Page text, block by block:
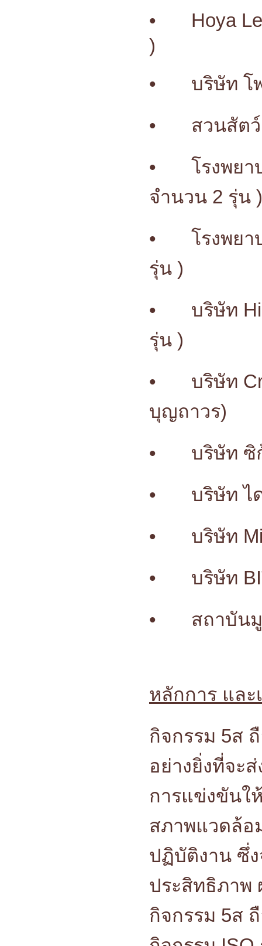
•
Hoya
)
•
บริษัท โ
•
สวนสัต
•
โรงพย
จำนวน 2 รุ่น )
•
โรงพย
รุ่น )
•
บริษัท
รุ่น )
•
บริษัท
บุญถาวร)
•
บริษัท ซิ
•
บริษัท ไ
•
บริษัท
•
บริษัท
•
สถาบัน
หลักการ และ
กิจกรรม 5ส
อย่างยิ่งที่จะ
การแข่งขันใ
สภาพแวดล้อ
ปฏิบัติงาน ซึ่
ประสิทธิภา
กิจกรรม 5ส